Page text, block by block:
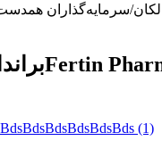
Fertin
BdsBdsBdsBdsBdsBds (1)